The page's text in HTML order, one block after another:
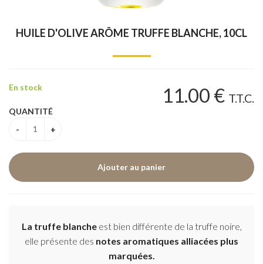
HUILE D'OLIVE ARÔME TRUFFE BLANCHE, 10CL
11.00 € T.T.C.
En stock
QUANTITÉ
La truffe blancheest bien différente de la truffe noire,
elle présente des notes aromatiques alliacées plus
marquées.